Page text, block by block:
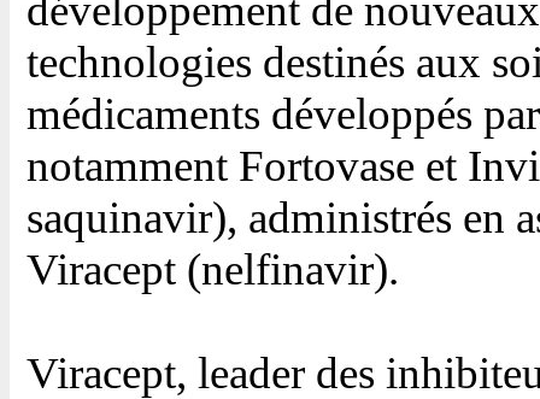
développement de
technologies destinés aux
médicaments développés
notamment Fortovase et
saquinavir), administrés en
Viracept (nelfinavir).
Viracept, leader des